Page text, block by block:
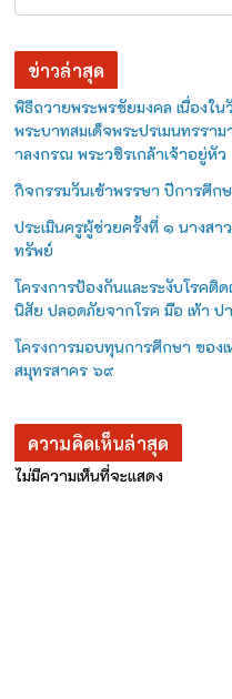
ข่าวล่าสุด
พิธีถวายพระพรชัยมงคล เนื่องใน
พระบาทสมเด็จพระปรเมนทรรา
าลงกรณ พระวชิรเกล้าเจ้าอยู่หัว
กิจกรรมวันเข้าพรรษา ปีการศึ
ประเมินครูผู้ช่วยครั้งที่ ๑ นางสา
ทรัพย์
โครงการป้องกันและระงับโรคติ
นิสัย ปลอดภัยจากโรค มือ เท้า ป
โครงการมอบทุนการศึกษา ของ
สมุทรสาคร ๖๙
ความคิดเห็นล่าสุด
ไม่มีความเห็นที่จะแสดง